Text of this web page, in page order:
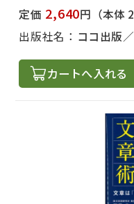
定価 2,640円 （本体
出版社名： ココ出版
カートへ入れる